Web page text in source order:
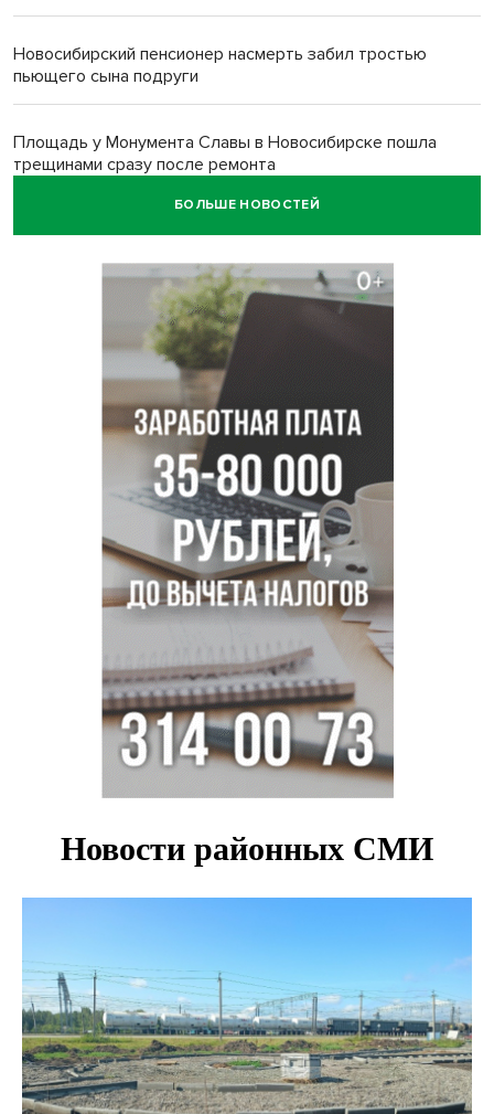
Новосибирский пенсионер насмерть забил тростью
пьющего сына подруги
Площадь у Монумента Славы в Новосибирске пошла
трещинами сразу после ремонта
Африканский врач поразил новосибирцев в травмпункте
Покрытие рулежных дорожек обновили в аэропорту
Толмачево по нацпроекту
В Новосибирске зафиксирован рост заболеваемости
энтеровирусной инфекцией
В Новосибирске осудили внука за продажу дедова ружья
БОЛЬШЕ НОВОСТЕЙ